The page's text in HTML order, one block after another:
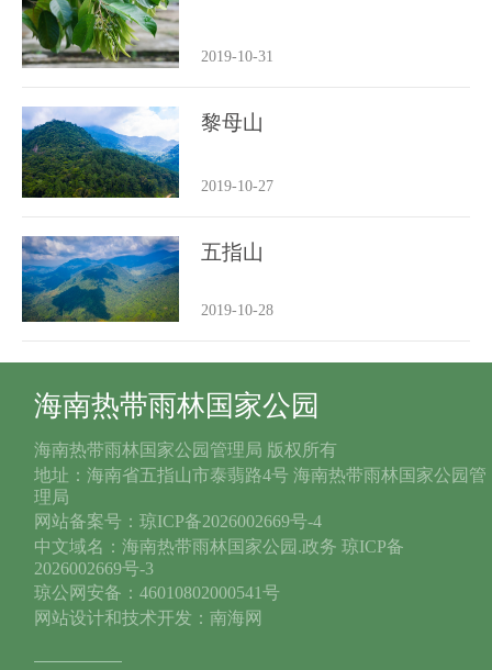
2019-10-31
黎母山
2019-10-27
五指山
2019-10-28
海南热带雨林国家公园
海南热带雨林国家公园管理局 版权所有
地址：海南省五指山市泰翡路4号 海南热带雨林国家公园管
理局
网站备案号：琼ICP备2026002669号-4
中文域名：海南热带雨林国家公园.政务 琼ICP备
2026002669号-3
琼公网安备：46010802000541号
网站设计和技术开发：南海网